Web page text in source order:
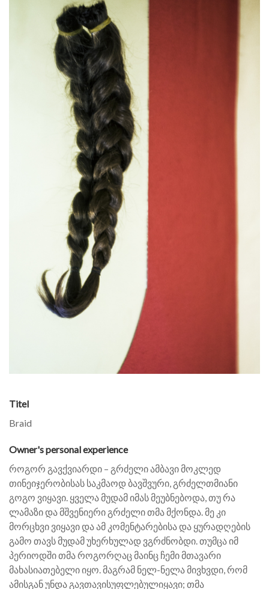
Titel
Braid
Owner's personal experience
როგორ გავქვიარდი – გრძელი ამბავი მოკლედ
თინეიჯერობისას საკმაოდ ბავშვური, გრძელთმიანი
გოგო ვიყავი. ყველა მუდამ იმას მეუბნებოდა, თუ რა
ლამაზი და მშვენიერი გრძელი თმა მქონდა. მე კი
მორცხვი ვიყავი და ამ კომენტარებისა და ყურადღების
გამო თავს მუდამ უხერხულად ვგრძნობდი. თუმცა იმ
პერიოდში თმა როგორღაც მაინც ჩემი მთავარი
მახასიათებელი იყო. მაგრამ ნელ-ნელა მივხვდი, რომ
ამისგან უნდა გავთავისუფლებულიყავი; თმა